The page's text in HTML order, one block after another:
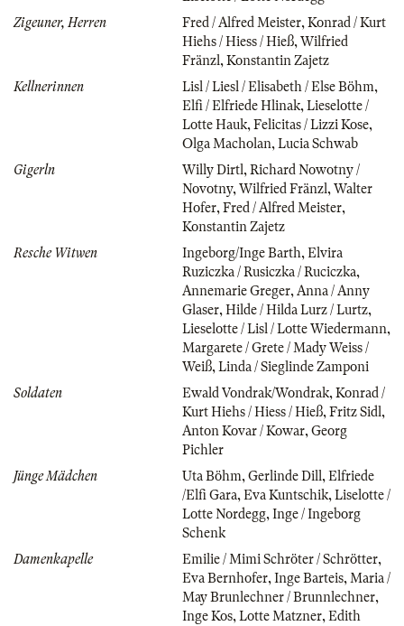
Zigeuner, Herren
Fred / Alfred Meister, Konrad / Kurt
Hiehs / Hiess / Hieß, Wilfried
Fränzl , Konstantin Zajetz
Kellnerinnen
Lisl / Liesl / Elisabeth / Else Böhm,
Elfi / Elfriede Hlinak, Lieselotte /
Lotte Hauk, Felicitas / Lizzi Kose,
Olga Macholan, Lucia Schwab
Gigerln
Willy Dirtl , Richard Nowotny /
Novotny, Wilfried Fränzl , Walter
Hofer, Fred / Alfred Meister,
Konstantin Zajetz
Resche Witwen
Ingeborg/Inge Barth, Elvira
Ruziczka / Rusiczka / Ruciczka,
Annemarie Greger, Anna / Anny
Glaser, Hilde / Hilda Lurz / Lurtz,
Lieselotte / Lisl / Lotte Wiedermann,
Margarete / Grete / Mady Weiss /
Weiß, Linda / Sieglinde Zamponi
Soldaten
Ewald Vondrak/Wondrak, Konrad /
Kurt Hiehs / Hiess / Hieß, Fritz Sidl ,
Anton Kovar / Kowar, Georg
Pichler
Jünge Mädchen
Uta Böhm, Gerlinde Dill , Elfriede
/Elfi Gara, Eva Kuntschik, Liselotte /
Lotte Nordegg, Inge / Ingeborg
Schenk
Damenkapelle
Emilie / Mimi Schröter / Schrötter,
Eva Bernhofer, Inge Barteis, Maria /
May Brunlechner / Brunnlechner,
Inge Kos, Lotte Matzner, Edith